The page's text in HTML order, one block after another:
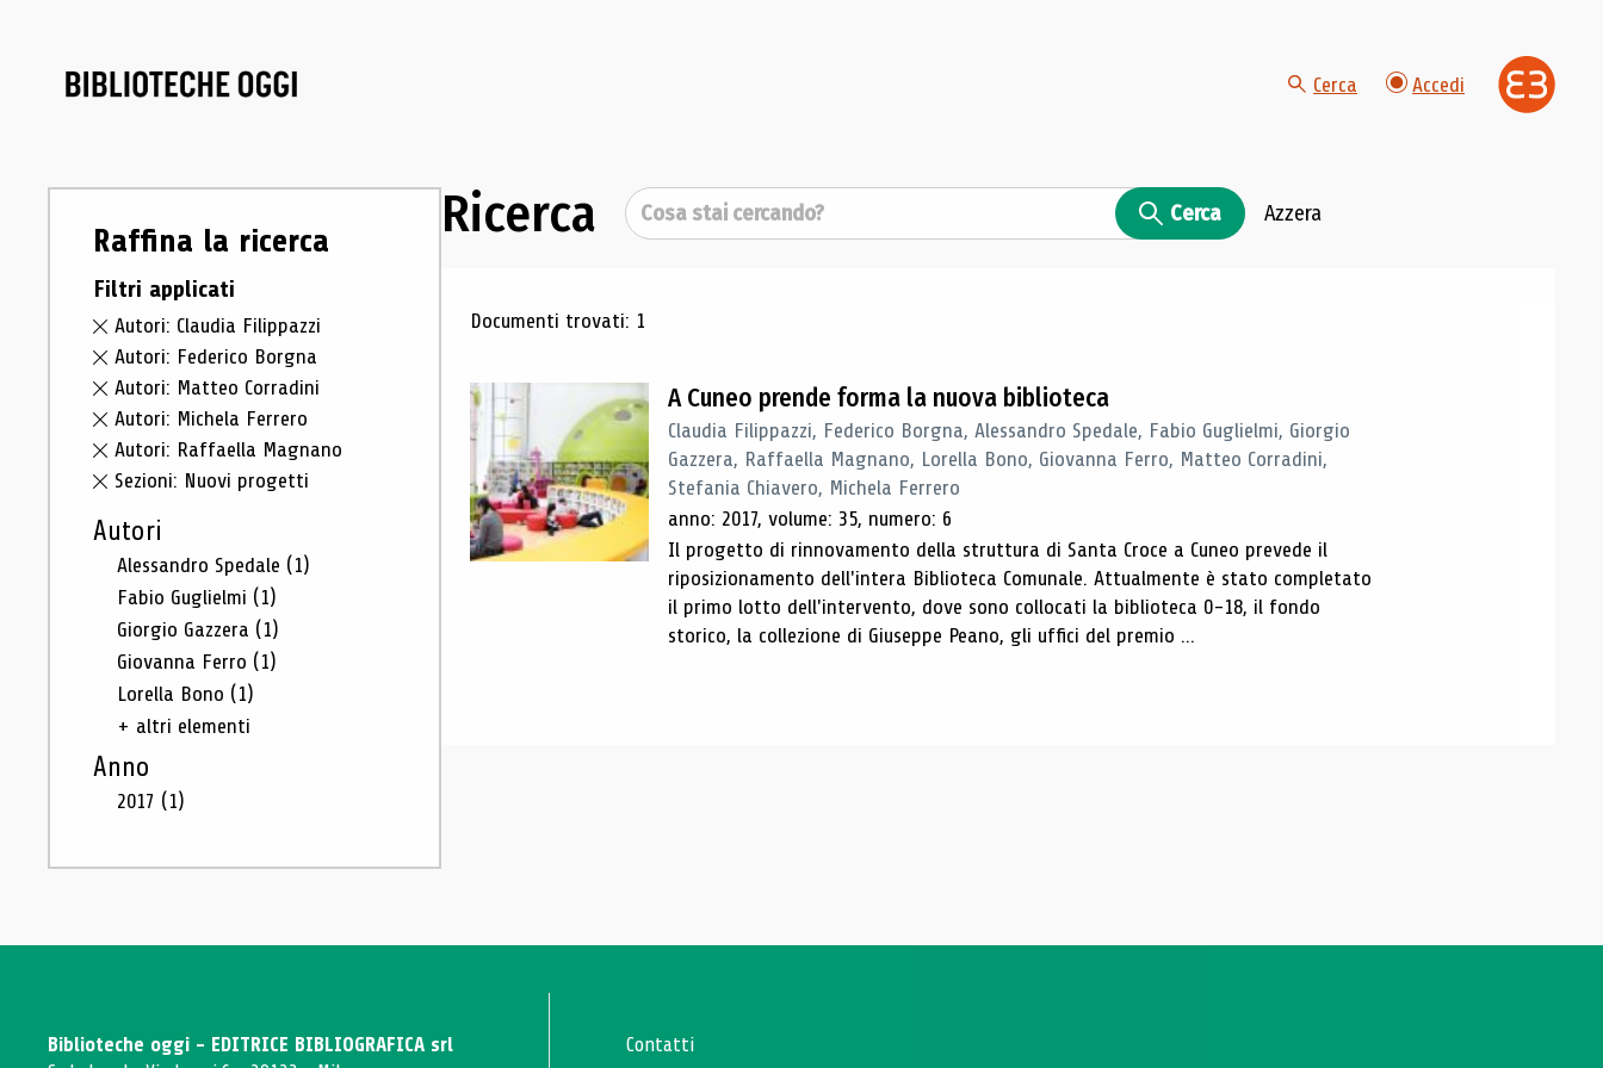
Cerca Accedi
Raffina la ricerca
Filtri applicati
Autori: Claudia Filippazzi
Autori: Federico Borgna
Autori: Matteo Corradini
Autori: Michela Ferrero
Autori: Raffaella Magnano
Sezioni: Nuovi progetti
Autori
Alessandro Spedale (1)
Fabio Guglielmi (1)
Giorgio Gazzera (1)
Giovanna Ferro (1)
Lorella Bono (1)
+ altri elementi
Anno
2017 (1)
Ricerca Cerca Cerca Azzera
Risultati di ricerca
Documenti trovati: 1
A Cuneo prende forma la nuova biblioteca
Claudia Filippazzi, Federico Borgna, Alessandro Spedale, Fabio Guglielmi, Giorgio
Gazzera, Raffaella Magnano, Lorella Bono, Giovanna Ferro, Matteo Corradini,
Stefania Chiavero, Michela Ferrero
anno: 2017, volume: 35, numero: 6
Il progetto di rinnovamento della struttura di Santa Croce a Cuneo prevede il
riposizionamento dell'intera Biblioteca Comunale. Attualmente è stato completato
il primo lotto dell'intervento, dove sono collocati la biblioteca 0-18, il fondo
storico, la collezione di Giuseppe Peano, gli uffici del premio ...
Biblioteche oggi - EDITRICE BIBLIOGRAFICA srl
Contatti